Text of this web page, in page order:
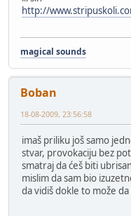
http://
magical sounds
Boban
18-08-2009, 23:56:58
imaš priliku još samo
stvar, provokaciju bez
smatraj da ćeš biti
mislim da sam bio
da vidiš dokle to može da